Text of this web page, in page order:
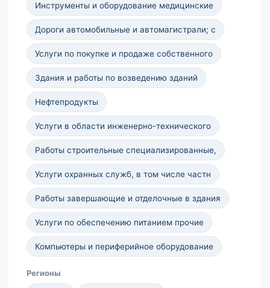
Инструменты и оборудование медицинские
Дороги автомобильные и автомагистрали; с
Услуги по покупке и продаже собственного
Здания и работы по возведению зданий
Нефтепродукты
Услуги в области инженерно-технического
Работы строительные специализированные,
Услуги охранных служб, в том числе частн
Работы завершающие и отделочные в здания
Услуги по обеспечению питанием прочие
Компьютеры и периферийное оборудование
Регионы